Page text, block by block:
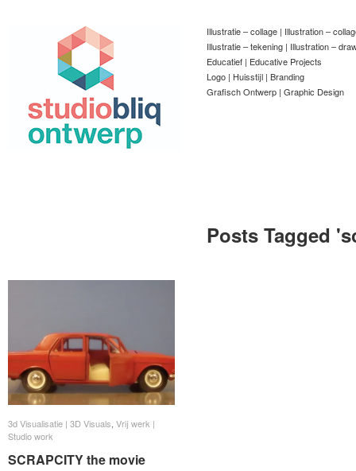
Illustratie – collage | Illustration –
Illustratie – tekening | Illustration –
Educatief | Educative Projects
Logo | Huisstijl | Branding
Grafisch Ontwerp | Graphic Design
Posts Tagged '
3d Visualisatie | 3D Visuals Vrij werk |
Studio work
SCRAPCITY the movie
3d Visualisatie | 3D Visuals Vrij werk |
Studio work
SCRAPCITY the movie